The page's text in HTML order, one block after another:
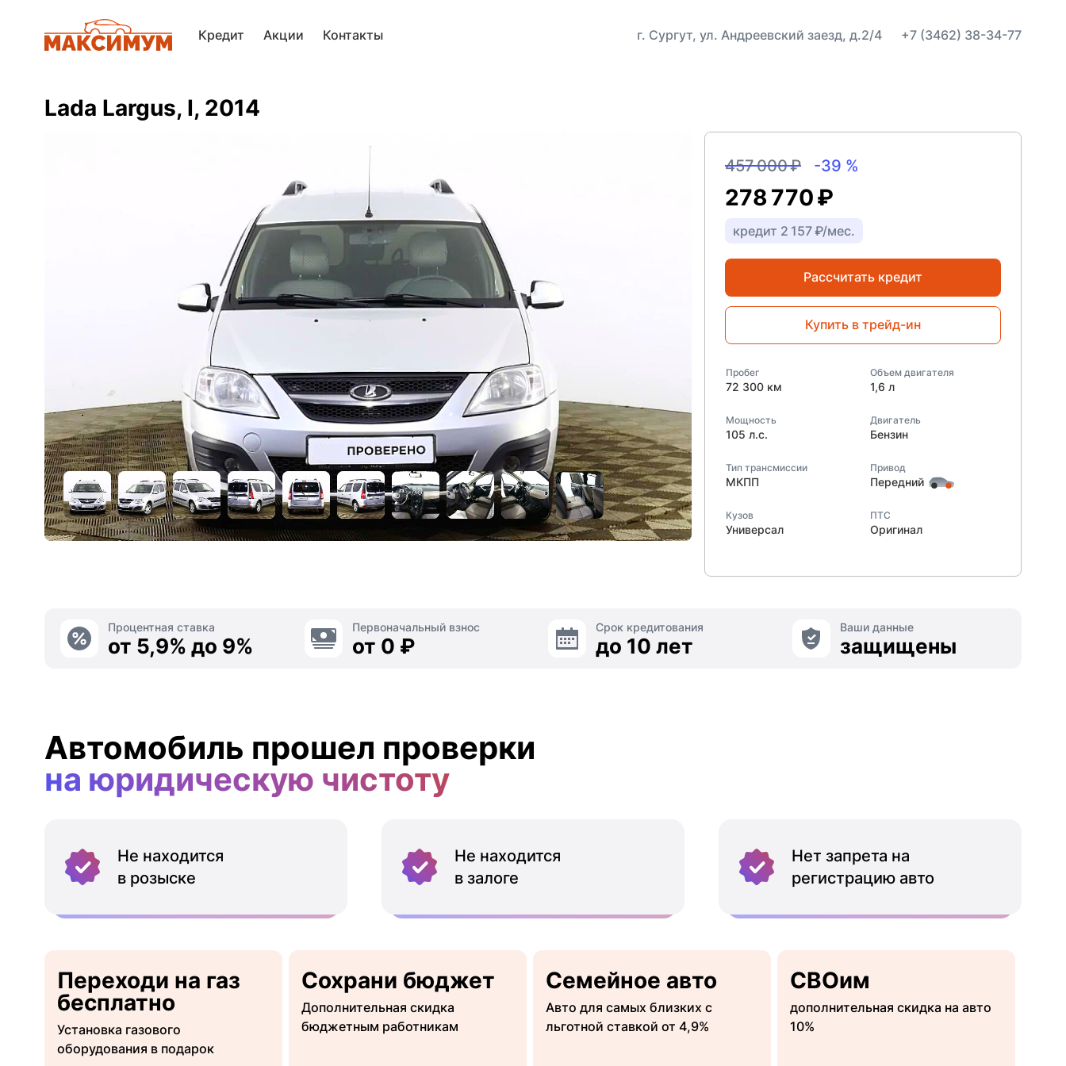
Кредит Акции Контакты г. Сургут, ул. Андреевский заезд, д.2/4 +7 (3462) 38-34-77
Lada Largus, I, 2014
457 000 ₽ -39 %
278 770 ₽
кредит 2 157 ₽/мес.
Рассчитать кредит
Купить в трейд-ин
Пробег
72 300 км
Объем двигателя
1,6 л
Мощность
105 л.с.
Двигатель
Бензин
Тип трансмиссии
МКПП
Привод
Передний
Кузов
Универсал
ПТС
Оригинал
Процентная ставка
от 5,9% до 9%
Первоначальный взнос
от 0 ₽
Срок кредитования
до 10 лет
Ваши данные
защищены
Автомобиль прошел проверки
на юридическую чистоту
Не находится
в розыске
Не находится
в залоге
Нет запрета на
регистрацию авто
Переходи на газ
бесплатно
Установка газового
оборудования в подарок
Сохрани бюджет
Дополнительная скидка
бюджетным работникам
Семейное авто
Авто для самых близких с
льготной ставкой от 4,9%
СВОим
дополнительная скидка на авто
10%